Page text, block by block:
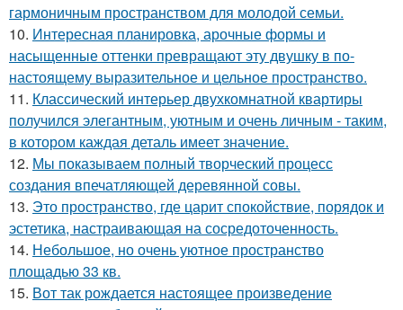
гармоничным пространством для молодой семьи.
10. Интересная планировка, арочные формы и
насыщенные оттенки превращают эту двушку в по-
настоящему выразительное и цельное пространство.
11. Классический интерьер двухкомнатной квартиры
получился элегантным, уютным и очень личным - таким,
в котором каждая деталь имеет значение.
12. Мы показываем полный творческий процесс
создания впечатляющей деревянной совы.
13. Это пространство, где царит спокойствие, порядок и
эстетика, настраивающая на сосредоточенность.
14. Небольшое, но очень уютное пространство
площадью 33 кв.
15. Вот так рождается настоящее произведение